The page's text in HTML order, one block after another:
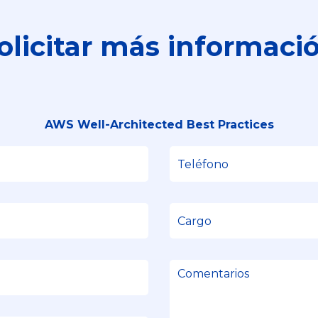
más
AWS Well-Architected Best Practices